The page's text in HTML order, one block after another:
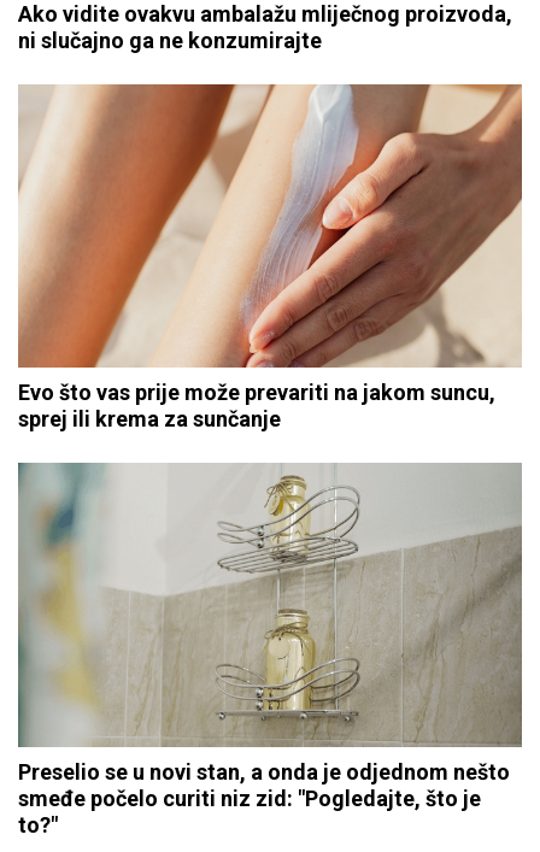
Ako vidite ovakvu ambalažu mliječnog proizvoda,
ni slučajno ga ne konzumirajte
Evo što vas prije može prevariti na jakom suncu,
sprej ili krema za sunčanje
Preselio se u novi stan, a onda je odjednom nešto
smeđe počelo curiti niz zid: "Pogledajte, što je
to?"